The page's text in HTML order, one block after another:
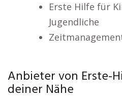
Erste Hilfe für
Jugendliche
Anbieter von Erste-
deiner Nähe